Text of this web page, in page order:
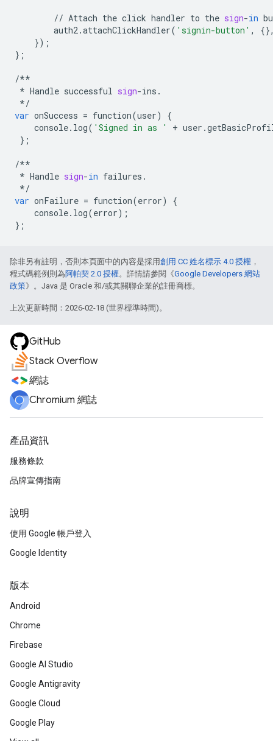
// Attach the click handler to the sign-in
auth2.attachClickHandler( 'signin-button' ,
});
};
/**
* Handle successful sign-ins .
*/
var onSuccess = function(user)
{
console. log( 'Signed in as ' + user .
};
/**
* Handle sign-in failures .
*/
var onFailure = function(error)
{
console. log(error);
};
除非另有註明，否則本頁面中的內容是採用創用 CC 姓名標示 4.0 授權 ，
程式碼範例則為阿帕契 2.0 授權。詳情請參閱《Google Developers 網站
政策》。Java 是 Oracle 和/或其關聯企業的註冊商標。
上次更新時間：2026-02-18 (世界標準時間)。
GitHub
Stack Overflow
網誌
Chromium 網誌
產品資訊
服務條款
品牌宣傳指南
說明
使用 Google 帳戶登入
Google Identity
版本
Android
Chrome
Firebase
Google AI Studio
Google Antigravity
Google Cloud
Google Play